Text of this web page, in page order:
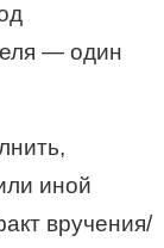
— один
иной
вручения/